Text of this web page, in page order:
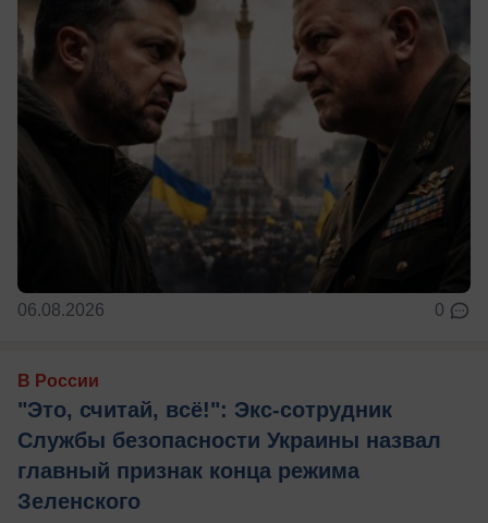
06.08.2026 0
В России
"Это, считай, всё!": Экс-сотрудник
Службы безопасности Украины назвал
главный признак конца режима
Зеленского